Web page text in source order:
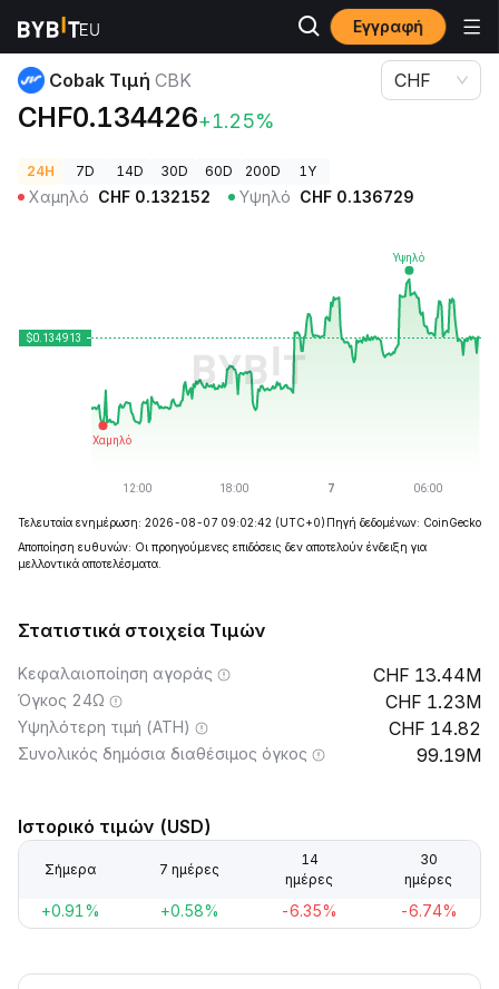
Εγγραφή
Τιμές Κρυπτονομισμάτων Cobak Τιμή CBK
Cobak Τιμή CBK
CHF0.134426+1.25%
CHF
24H 7D 14D 30D 60D 200D 1Y
Χαμηλό CHF 0.132152 Υψηλό CHF 0.136729
Τελευταία ενημέρωση: 2026-08-07 09:02:42 (UTC+0) Πηγή δεδομένων: CoinGecko
Αποποίηση ευθυνών: Οι προηγούμενες επιδόσεις δεν αποτελούν ένδειξη για
μελλοντικά αποτελέσματα.
Στατιστικά στοιχεία Τιμών
Κεφαλαιοποίηση αγοράς 13.44M
Όγκος 24Ω 1.23M
Υψηλότερη τιμή (ATH) 14.82
Συνολικός δημόσια διαθέσιμος όγκος 99.19M
Ιστορικό τιμών (USD)
Σήμερα 7 ημέρες
14
ημέρες
30
ημέρες
+0.91% +0.58% -6.35% -6.74%